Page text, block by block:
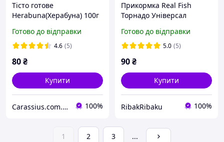
Тісто готове
Herabuna(Херабуна) 100г
Готово до відправки
4.6 (5)
80₴
Купити
Carassius.com.ua - Все для риболовлі та відпочинку 100%
Прикормка Real Fish
Торнадо Універсал
Готово до відправки
5.0 (5)
90₴
Купити
RibakRibaku 100%
1 2 3 ...